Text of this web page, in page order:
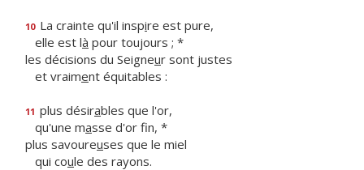
10 La crainte qu'il inspire est pure,
elle est là pour toujours ; *
les décisions du Seigneur sont justes
et vraiment équitables :
11 plus désirables que l'or,
qu'une masse d'or fin, *
plus savoureuses que le miel
qui coule des rayons.